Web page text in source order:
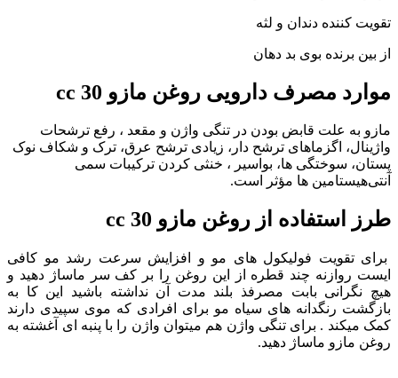
تقویت کننده دندان و لثه
از بین برنده بوی بد دهان
موارد مصرف دارویی روغن مازو 30 cc
مازو به علت قابض بودن در تنگی واژن و مقعد ، رفع ترشحات
واژینال، اگزماهای ترشح دار، زیادی ترشح عرق، ترک و شکاف نوک
پستان، سوختگی ها، بواسیر ، خنثی کردن ترکیبات سمی
آنتی‌هیستامین ها مؤثر است.
طرز استفاده از روغن مازو 30 cc
برای تقویت فولیکول های مو و افزایش سرعت رشد مو کافی
ایست روازنه چند قطره از این روغن را بر کف سر ماساژ دهید و
هیچ نگرانی بابت مصرفذ بلند مدت آن نداشته باشید این کا به
بازگشت رنگدانه های سیاه مو برای افرادی که موی سپیدی دارند
کمک میکند . برای تنگی واژن هم میتوان واژن را با پنبه ای آغشته به
روغن مازو ماساژ دهید.